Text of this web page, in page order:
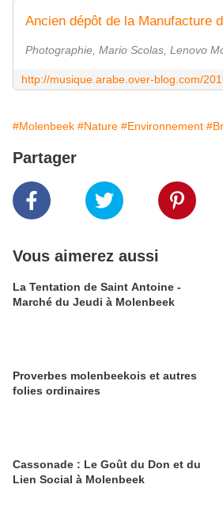
Photographie, Mario Scolas, Lenovo
#Molenbeek #Nature #Environnement
Partager
Vous aimerez aussi
La Tentation de Saint Antoine -
Marché du Jeudi à Molenbeek
​Proverbes molenbeekois et autres
folies ordinaires
Cassonade : Le Goût du Don et du
Lien Social à Molenbeek